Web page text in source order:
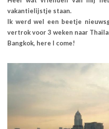
vakantielijstje staan.
Ik werd wel een beetje
vertrok voor 3 weken naar
Bangkok, here I come!